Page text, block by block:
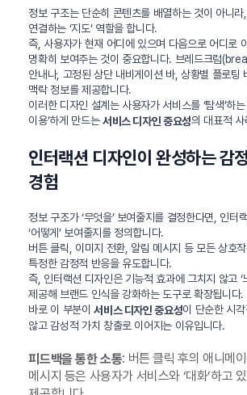
정보 구조는 단순히 콘텐츠를 배열하는 것이 아니
연결하는 ‘지도’ 역할을 합니다.
즉, 사용자가 현재 어디에 있으며 다음으로 어디로
명확히 보여주는 것이 중요합니다. 브레드크럼
안내나, 고정된 상단 내비게이션 바, 상황별 플로팅
맥락 정보를 제공합니다.
이러한 디자인 설계는 사용자가 서비스를 ‘탐색’하
이용’하게 만드는서비스 디자인 중요성의 대표적 사
인터랙션 디자인이 완성하는 감
경험
정보 구조가 ‘무엇을’ 보여줄지를 결정한다면, 인터
‘어떻게’ 보여줄지를 정의합니다.
버튼 클릭, 이미지 전환, 알림 메시지 등 모든 상호작
특정한 감정적 반응을 유도합니다.
즉, 인터랙션 디자인은 기능적 효과에 그치지 않고 ‘
제공해 브랜드 인식을 강화하는 도구로 확장됩니다.
바로 이 부분이서비스 디자인 중요성이 단순한 시
않고 감성적 가치 창출로 이어지는 이유입니다.
피드백을 통한 소통: 버튼 클릭 후의 애니메
메시지 등은 사용자가 서비스와 ‘대화’하고